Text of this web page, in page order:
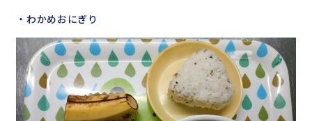
・わかめおにぎり